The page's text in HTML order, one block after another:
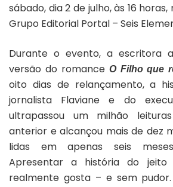
sábado, dia 2 de julho, às 16 horas,
Grupo Editorial Portal – Seis
Durante o evento, a escritora
versão do romance O Filho que
oito dias de relançamento, a
jornalista Flaviane e do
ultrapassou um milhão
anterior e alcançou mais de dez
lidas em apenas seis
Apresentar a história do jeito
realmente gosta – e sem pudor.